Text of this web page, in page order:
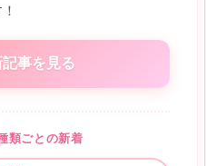
事を見る
類ごとの新着